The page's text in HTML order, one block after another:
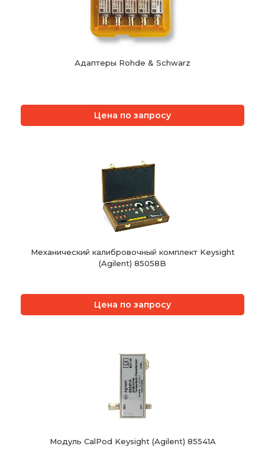
Адаптеры Rohde & Schwarz
Цена по запросу
Механический калибровочный комплект Keysight
(Agilent) 85058B
Цена по запросу
Модуль CalPod Keysight (Agilent) 85541A